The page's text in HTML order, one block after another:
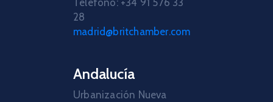
Teléfono: +34 91 576 33
28
madrid@britchamber.com
Andalucía
Urbanización Nueva